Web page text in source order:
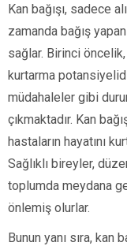
Kan bağışı, sadece
zamanda bağış
sağlar. Birinci öncelik,
kurtarma
müdahaleler gibi
çıkmaktadır. Kan
hastaların hayatını
Sağlıklı bireyler,
toplumda meydana
önlemiş olurlar.
Bunun yanı sıra, kan